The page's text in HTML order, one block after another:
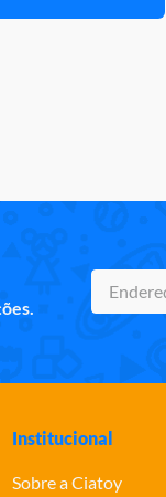
Institucional
Sobre a Ciatoy